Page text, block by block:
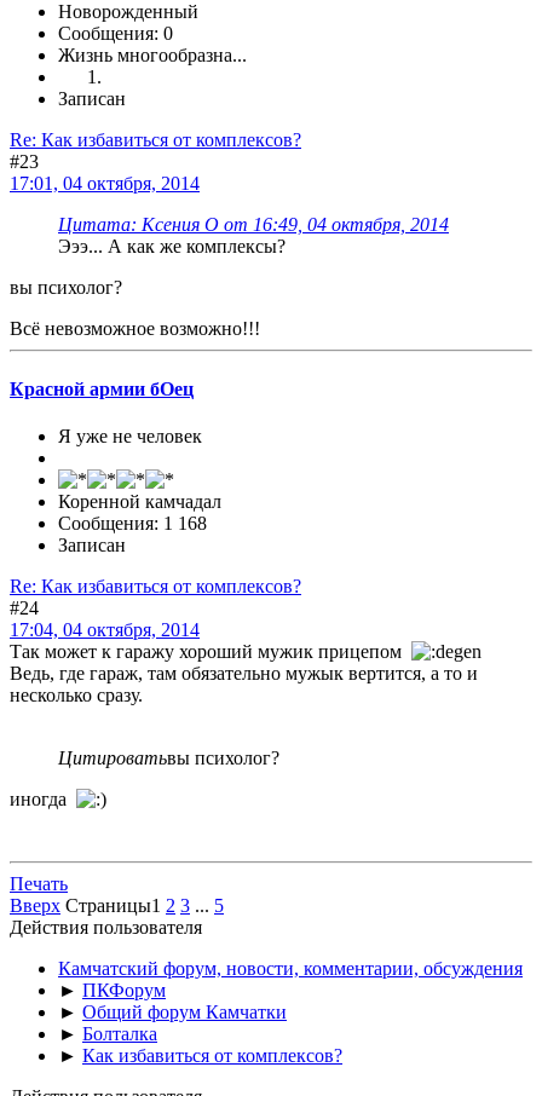
Новорожденный
Сообщения: 0
Жизнь многообразна...
Записан
Re: Как избавиться от комплексов?
#23
17:01, 04 октября, 2014
Цитата: Ксения О от 16:49, 04 октября, 2014
Эээ... А как же комплексы?
вы психолог?
Всё невозможное возможно!!!
Красной армии бОец
Я уже не человек
Коренной камчадал
Сообщения: 1 168
Записан
Re: Как избавиться от комплексов?
#24
17:04, 04 октября, 2014
Так может к гаражу хороший мужик прицепом
Ведь, где гараж, там обязательно мужык вертится, а то и
несколько сразу.
Цитироватьвы психолог?
иногда
Печать
Вверх Страницы1 2 3 ... 5
Действия пользователя
Камчатский форум, новости, комментарии, обсуждения
► ПКФорум
► Общий форум Камчатки
► Болталка
► Как избавиться от комплексов?